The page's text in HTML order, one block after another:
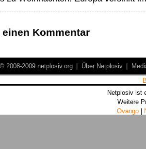
Kommentar
© 2008-2009 netplosiv.org Über Netplosiv
Netplosiv ist
Weitere
Ovango